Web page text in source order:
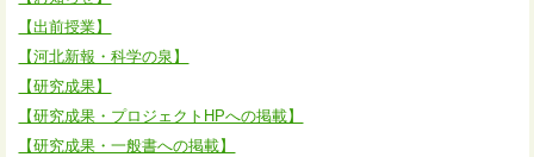
【出前授業】
【河北新報・科学の泉】
【研究成果】
【研究成果・プロジェクトHPへの掲載】
【研究成果・一般書への掲載】